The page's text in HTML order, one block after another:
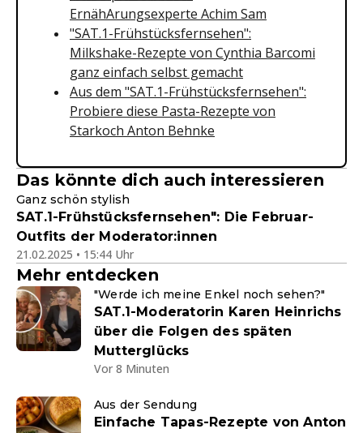
ErnähArungsexperte Achim Sam
"SAT.1-Frühstücksfernsehen":
Milkshake-Rezepte von Cynthia Barcomi
ganz einfach selbst gemacht
Aus dem "SAT.1-Frühstücksfernsehen":
Probiere diese Pasta-Rezepte von
Starkoch Anton Behnke
Das könnte dich auch interessieren
Ganz schön stylish
SAT.1-Frühstücksfernsehen": Die Februar-
Outfits der Moderator:innen
21.02.2025 • 15:44 Uhr
Mehr entdecken
"Werde ich meine Enkel noch sehen?"
SAT.1-Moderatorin Karen Heinrichs
über die Folgen des späten
Mutterglücks
Vor 8 Minuten
Aus der Sendung
Einfache Tapas-Rezepte von Anton